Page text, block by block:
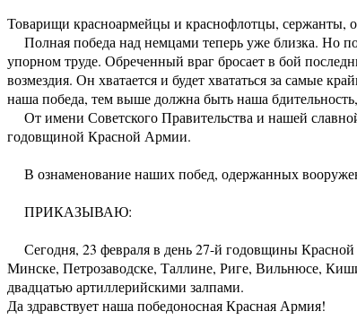
Товарищи красноармейцы и краснофлотцы, сержанты,
Полная победа над немцами теперь уже близка. Но
упорном труде. Обреченный враг бросает в бой
возмездия. Он хватается и будет хвататься за самые
наша победа, тем выше должна быть наша
От имени Советского Правительства и нашей
годовщиной Красной Армии.
В ознаменование наших побед, одержанных
ПРИКАЗЫВАЮ:
Сегодня, 23 февраля в день 27-й годовщины
Минске, Петрозаводске, Таллине, Риге, Вильнюсе,
двадцатью артиллерийскими залпами.
Да здравствует наша победоносная Красная Армия!